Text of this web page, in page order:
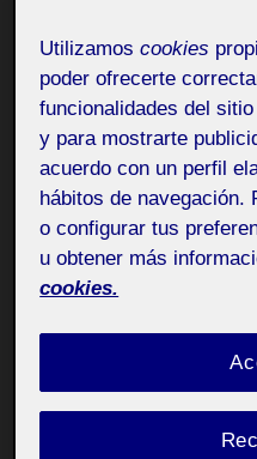
Utilizamoscookies
poder ofrecerte
funcionalidades del
y para mostrarte
acuerdo con un perfil
hábitos de navegación.
o configurar tus
u obtener más
cookies.